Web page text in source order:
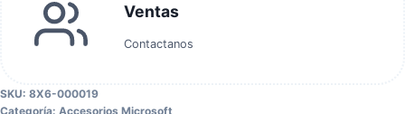
Ventas
Contactanos
SKU: 8X6-000019
Categoría: Accesorios Microsoft